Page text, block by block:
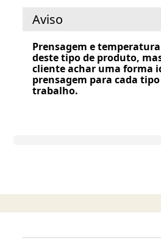
Aviso
Prensagem e
deste tipo de produto,
cliente achar uma forma
prensagem para cada
trabalho.